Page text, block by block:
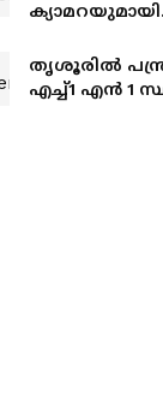
അഞ്ചുപേ‍ർ
ക്യാമറയുമായി
തൃശൂരില്‍
എച്ച്1 എന്‍ 1